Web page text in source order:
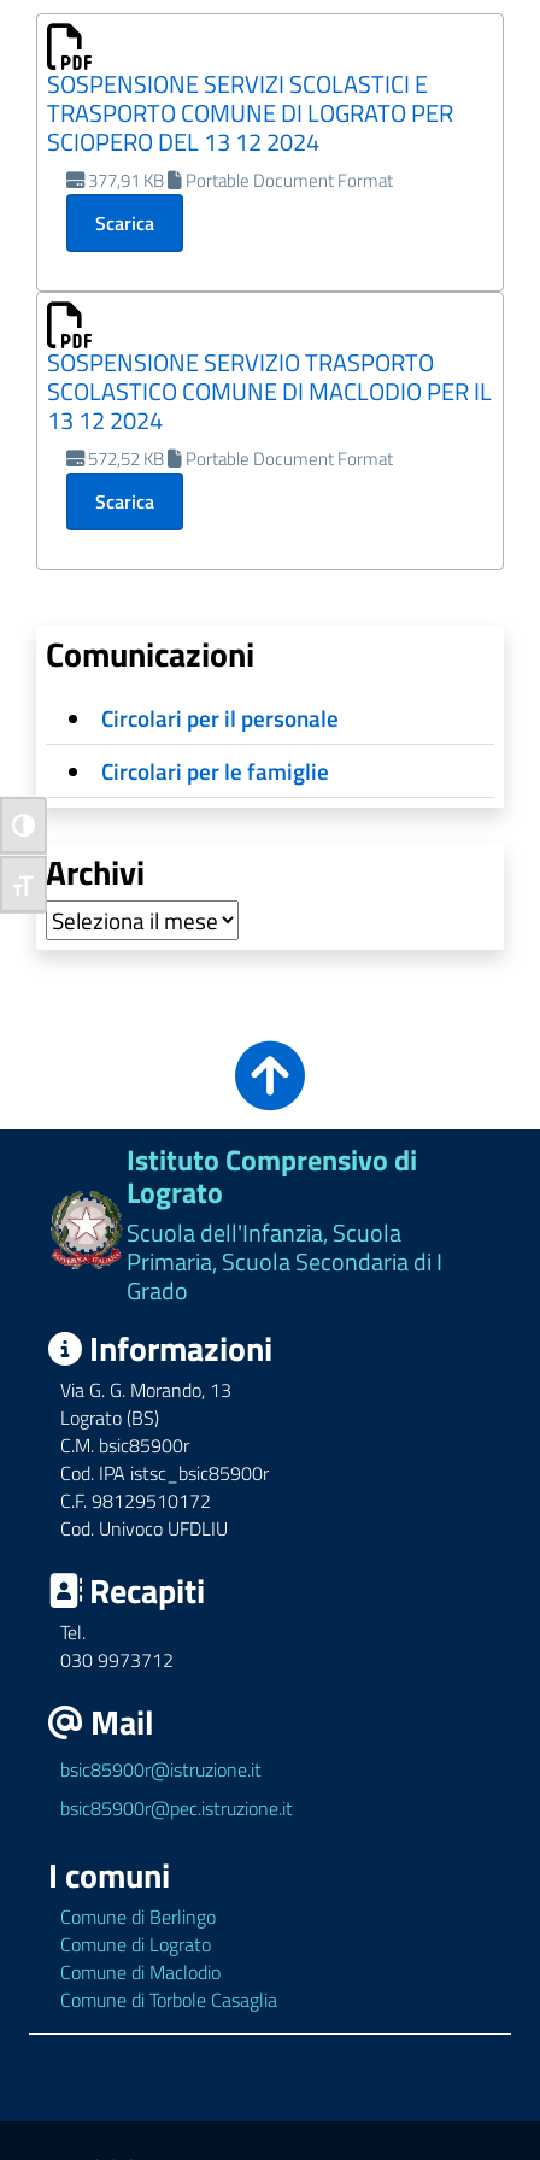
Attiva/disattiva alto contrasto
Attiva/disattiva dimensione testo
SOSPENSIONE SERVIZI SCOLASTICI E
TRASPORTO COMUNE DI LOGRATO PER
SCIOPERO DEL 13 12 2024
377,91 KB Portable Document Format
Scarica
SOSPENSIONE SERVIZIO TRASPORTO
SCOLASTICO COMUNE DI MACLODIO PER IL
13 12 2024
572,52 KB Portable Document Format
Scarica
Comunicazioni
Circolari per il personale
Circolari per le famiglie
Archivi
Archivi
Istituto Comprensivo di
Lograto
Scuola dell'Infanzia, Scuola
Primaria, Scuola Secondaria di I
Grado
Informazioni
Via G. G. Morando, 13
Lograto (BS)
C.M. bsic85900r
Cod. IPA istsc_bsic85900r
C.F. 98129510172
Cod. Univoco UFDLIU
Recapiti
Tel.
030 9973712
Mail
bsic85900r@istruzione.it
bsic85900r@pec.istruzione.it
I comuni
Comune di Berlingo
Comune di Lograto
Comune di Maclodio
Comune di Torbole Casaglia